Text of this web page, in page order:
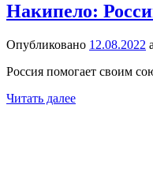
Накипело:
Опубликовано 12.08.2022
Россия помогает своим
Читать далее